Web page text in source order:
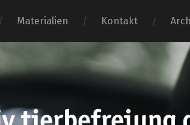
Materialien Kontakt